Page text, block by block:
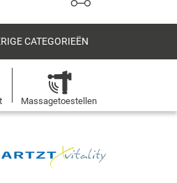
CATEGORIEËN
Massagetoestellen